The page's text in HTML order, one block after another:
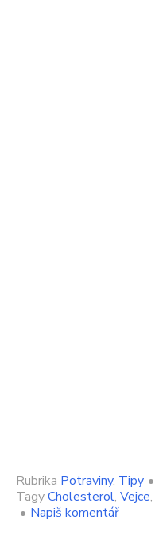
Rubrika Potraviny, Tipy •
TagyCholesterol, Vejce,
• Napiš komentářon